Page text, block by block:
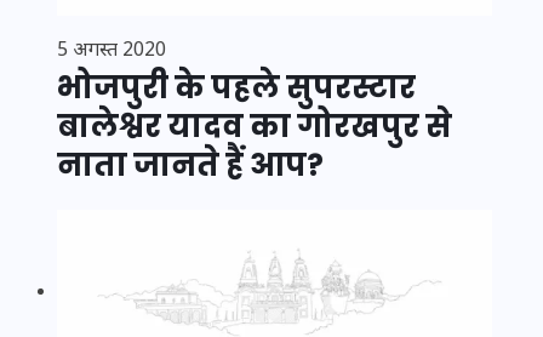
5 अगस्त 2020
भोजपुरी के पहले सुपरस्टार
बालेश्वर यादव का गोरखपुर से
नाता जानते हैं आप?